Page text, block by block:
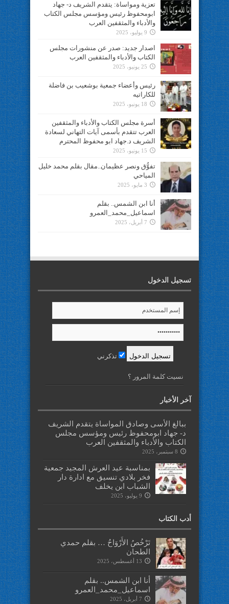
تعزية ومواساة: يتقدم الشريف د- جهاد
ابومحفوظ رئيس ومؤسس مجلس الكتاب
والأدباء والمثقفين العرب
9 يوليو، 2025
اصدار جديد: صدر عن منشورات مجلس
الكتاب والأدباء والمثقفين العرب
25 يونيو، 2025
رئيس وأعضاء جمعية بوشعيب بن فاضلة
للكاراتيه
18 يونيو، 2025
أسرة مجلس الكتاب والأدباء والمثقفين
العرب تتقدم بأسمى آيات التهاني لسعادة
الشريف د.جهاد ابو محفوظ المحترم
15 يونيو، 2025
تفوُّق ونصر عظيمان..مقال بقلم محمد خليل
المياحي
3 مايو، 2025
أنا ابن الشمس.. بقلم
اسماعيل_محمد_العمرو
7 أبريل، 2025
تسجيل الدخول
تذكرني
نسيت كلمة المرور ؟
آخر الأخبار
ببالغ الأسى وصادق المواساة يتقدم الشريف
د- جهاد ابومحفوظ رئيس ومؤسس مجلس
الكتاب والأدباء والمثقفين العرب
8 سبتمبر، 2025
بمناسبة عيد العرش المجيد جمعية
فخر بلادي تنسيق مع ادارة دار
الشباب ابن يخلف
9 يوليو، 2025
أدب الكتاب
تَرْخُصُ الأَرْوَاحُ … بقلم حمدي
الطحان
13 أغسطس، 2025
أنا ابن الشمس.. بقلم
اسماعيل_محمد_العمرو
7 أبريل، 2025